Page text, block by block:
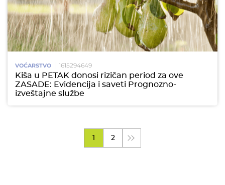
VOĆARSTVO 1615294649
Kiša u PETAK donosi rizičan period za ove
ZASADE: Evidencija i saveti Prognozno-
izveštajne službe
1 2